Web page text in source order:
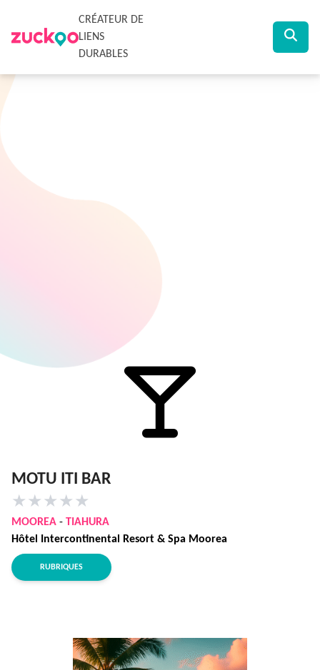
CRÉATEUR DE
LIENS
DURABLES
MOTU ITI BAR
★ ★ ★ ★ ★
MOOREA - TIAHURA
Hôtel Intercontinental Resort & Spa Moorea
RUBRIQUES